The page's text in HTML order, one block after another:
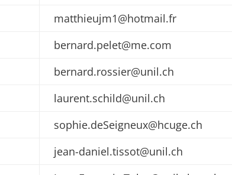
matthieujm1@hotmail.fr
bernard.pelet@me.com
bernard.rossier@unil.ch
laurent.schild@unil.ch
sophie.deSeigneux@hcuge.ch
jean-daniel.tissot@unil.ch